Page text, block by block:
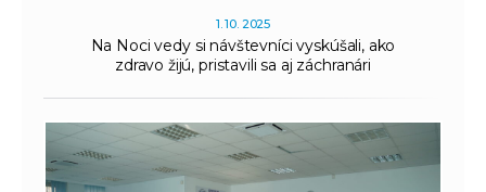
1. 10. 2025
Na Noci vedy si návštevníci vyskúšali, ako
zdravo žijú, pristavili sa aj záchranári